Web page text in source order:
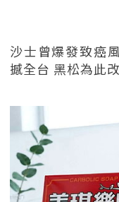
沙士曾爆發致癌
撼全台 黑松為此